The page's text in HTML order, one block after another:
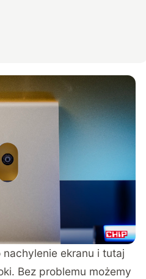
ekranu i tutaj
Bez problemu możemy